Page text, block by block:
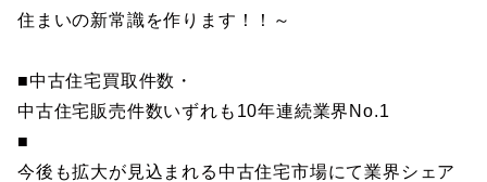
住まいの新常識を作ります！！～
■中古住宅買取件数・
中古住宅販売件数いずれも10年連続業界No.1
■
今後も拡大が見込まれる中古住宅市場にて業界シェア